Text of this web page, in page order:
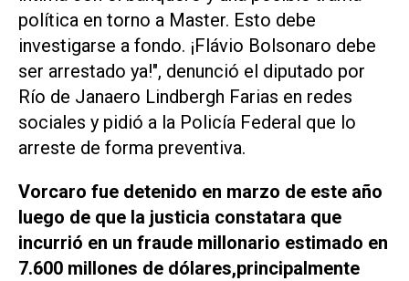
política en torno a Master. Esto debe
investigarse a fondo. ¡Flávio Bolsonaro debe
ser arrestado ya!", denunció el diputado por
Río de Janaero Lindbergh Farias en redes
sociales y pidió a la Policía Federal que lo
arreste de forma preventiva.
Vorcaro fue detenido en marzo de este año
luego de que la justicia constatara que
incurrió en un fraude millonario estimado en
7.600 millones de dólares,principalmente